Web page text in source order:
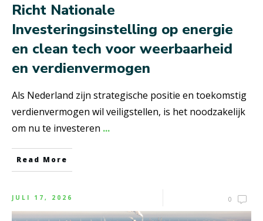
Richt Nationale
Investeringsinstelling op energie
en clean tech voor weerbaarheid
en verdienvermogen
Als Nederland zijn strategische positie en toekomstig
verdienvermogen wil veiligstellen, is het noodzakelijk
om nu te investeren ...
Read More
JULI 17, 2026 0